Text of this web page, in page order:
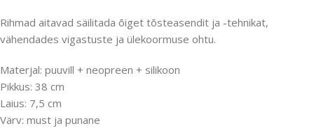
Rihmad aitavad säilitada õiget tõsteasendit ja -tehnikat,
vähendades vigastuste ja ülekoormuse ohtu.
Materjal: puuvill + neopreen + silikoon
Pikkus: 38 cm
Laius: 7,5 cm
Värv: must ja punane